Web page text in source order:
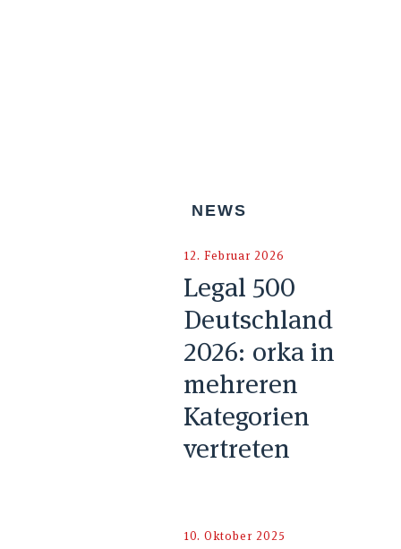
NEWS
12. Februar 2026
Legal 500
Deutschland
2026: orka in
mehreren
Kategorien
vertreten
10. Oktober 2025